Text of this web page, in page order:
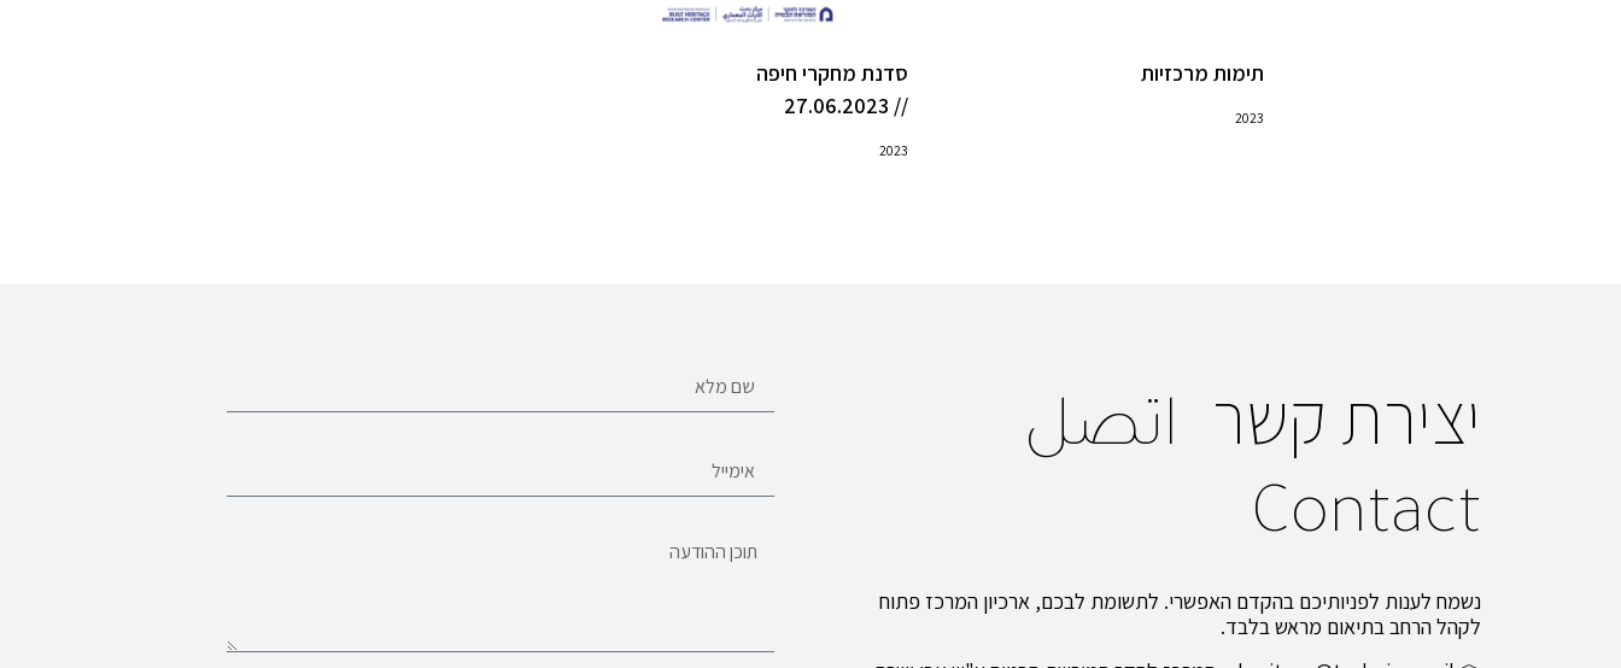
תימות מרכזיות
2023
סדנת מחקרי חיפה
// 27.06.2023
2023
יצירת קשר اتصل
Contact
נשמח לענות לפניותיכם בהקדם האפשרי. לתשומת לבכם, ארכיון המרכז פתוח
לקהל הרחב בתיאום מראש בלבד.